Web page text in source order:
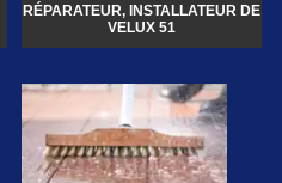
RÉPARATEUR, INSTALLATEUR DE
VELUX 51